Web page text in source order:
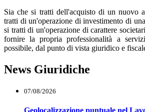
Sia che si tratti dell'acquisto di un nuovo
tratti di un'operazione di investimento di
si tratti di un'operazione di carattere
fornire la propria professionalità a
possibile, dal punto di vista giuridico e
News Giuridiche
07/08/2026